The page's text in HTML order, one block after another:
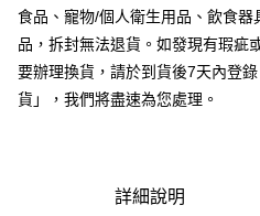
１．簡單：不需註冊會員、不需綁卡、
２．便利：只要手機號碼，簡訊認證，
３．安心：先確認商品／服務後，再付
【「AFTEE先享後付」結帳流程】
１．於結帳方式選擇「AFTEE先享後付
ATM／網路銀行／等多元方式進行付款
※ 請注意：結帳手續完成當下不需立刻
運送方式
全家取貨付款
食品、寵物/個人衛生用品、飲食
品，拆封無法退貨。如發現有瑕疵
要辦理換貨，請於到貨後7天內登
貨」，我們將盡速為您處理。
詳細說明